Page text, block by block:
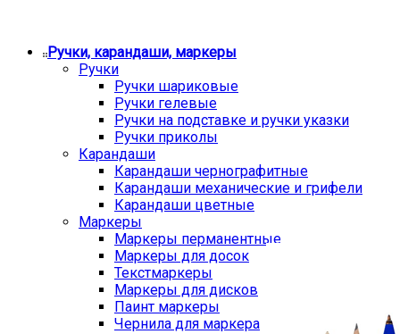
Ручки, карандаши, маркеры
Ручки
Ручки шариковые
Ручки гелевые
Ручки на подставке и ручки указки
Ручки приколы
Карандаши
Карандаши чернографитные
Карандаши механические и грифели
Карандаши цветные
Маркеры
Маркеры перманентные
Маркеры для досок
Текстмаркеры
Маркеры для дисков
Паинт маркеры
Чернила для маркера